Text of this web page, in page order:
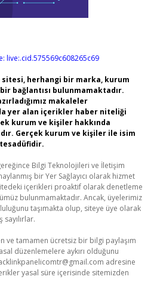
live:.cid.575569c608265c69
herhangi bir marka, kurum
bağlantısı bulunmamaktadır.
makaleler
yer alan içerikler haber niteliği
kurum ve kişiler hakkında
Gerçek kurum ve kişiler ile isim
Bilgi Teknolojileri ve İletişim
bir Yer Sağlayıcı olarak hizmet
içerikleri proaktif olarak denetleme
bulunmamaktadır. Ancak, üyelerimiz
taşımakta olup, siteye üye olarak
ve tamamen ücretsiz bir bilgi paylaşım
düzenlemelere aykırı olduğunu
adresine
yasal süre içerisinde sitemizden